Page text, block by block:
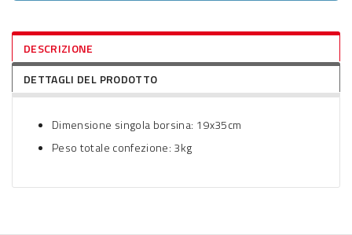
DESCRIZIONE
DETTAGLI DEL PRODOTTO
Dimensione singola borsina: 19x35cm
Peso totale confezione: 3kg